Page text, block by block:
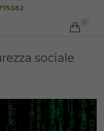
 0
sociale